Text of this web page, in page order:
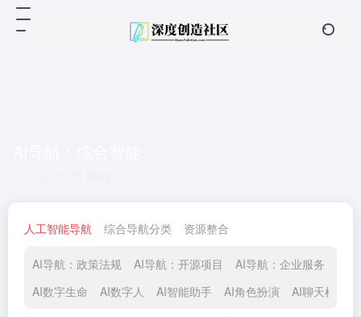
人工智能导航 综合导航分类 资源整合
AI导航：政策法规 AI导航：开源项目 AI导航：企业服务
AI数字生命
AI数字人 AI智能助手 AI角色扮演 AI聊天机器人